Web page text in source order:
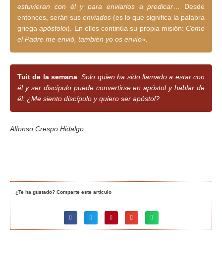
estuvieran con él y para enviarlos a predicar … Desde
entonces, serán sus enviados (es lo que significa la palabra
griegaapóstoloi). En ellos continúa su propia misión: Como
el Padre me envió, también yo os envío».
Tuit de la semana:Solo quien ha sido llamado a estar con
él y ser discípulo puede convertirse en apóstol y hablar de
él: ¿Me siento discípulo y quiero ser apóstol?
Alfonso Crespo Hidalgo
¿Te ha gustado? Comparte este artículo